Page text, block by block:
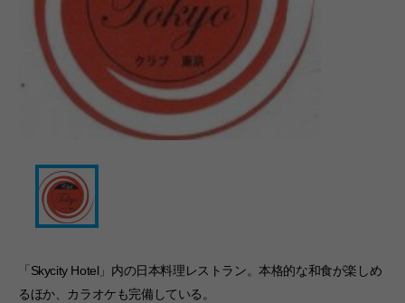
「Skycity Hotel」内の日本料理レストラン。本格的な和食が楽しめ
るほか、カラオケも完備している。